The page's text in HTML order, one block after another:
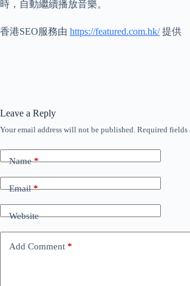
時，自動繼續播放音樂。
香港SEO服務由 https://featured.com.hk/提供
Leave a Reply
Your email address will not be published. Required fields
Name*
Email*
Website
Add Comment *